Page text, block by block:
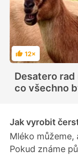
H
o
n
o
c
e
12×
Desatero rad
co všechno
Jak vyrobit
Mléko můžeme,
Pokud známe